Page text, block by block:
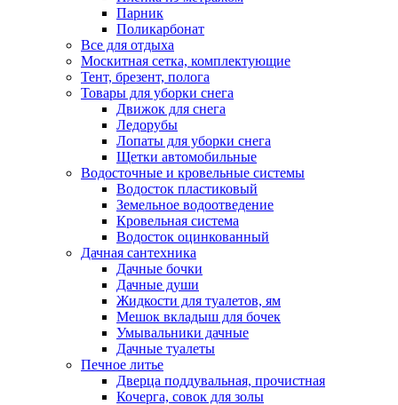
Парник
Поликарбонат
Все для отдыха
Москитная сетка, комплектующие
Тент, брезент, полога
Товары для уборки снега
Движок для снега
Ледорубы
Лопаты для уборки снега
Щетки автомобильные
Водосточные и кровельные системы
Водосток пластиковый
Земельное водоотведение
Кровельная система
Водосток оцинкованный
Дачная сантехника
Дачные бочки
Дачные души
Жидкости для туалетов, ям
Мешок вкладыш для бочек
Умывальники дачные
Дачные туалеты
Печное литье
Дверца поддувальная, прочистная
Кочерга, совок для золы